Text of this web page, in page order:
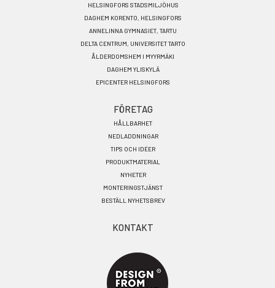
HELSINGFORS STADSMILJÖHUS
DAGHEM KORENTO, HELSINGFORS
ANNELINNA GYMNASIET, TARTU
DELTA CENTRUM, UNIVERSITET TARTO
ÅLDERDOMSHEM I MYYRMÄKI
DAGHEM YLISKYLÄ
EPICENTER HELSINGFORS
FÖRETAG
HÅLLBARHET
NEDLADDNINGAR
TIPS OCH IDÉER
PRODUKTMATERIAL
NYHETER
MONTERINGSTJÄNST
BESTÄLL NYHETSBREV
KONTAKT